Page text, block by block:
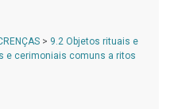
> 9.2 Objetos rituais e
e cerimoniais comuns a ritos